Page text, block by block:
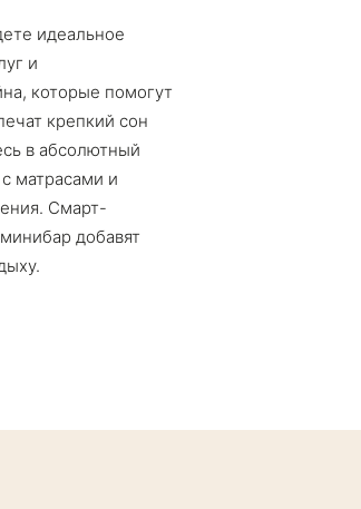
идеальное
и
которые помогут
крепкий сон
в абсолютный
матрасами и
Смарт-
добавят